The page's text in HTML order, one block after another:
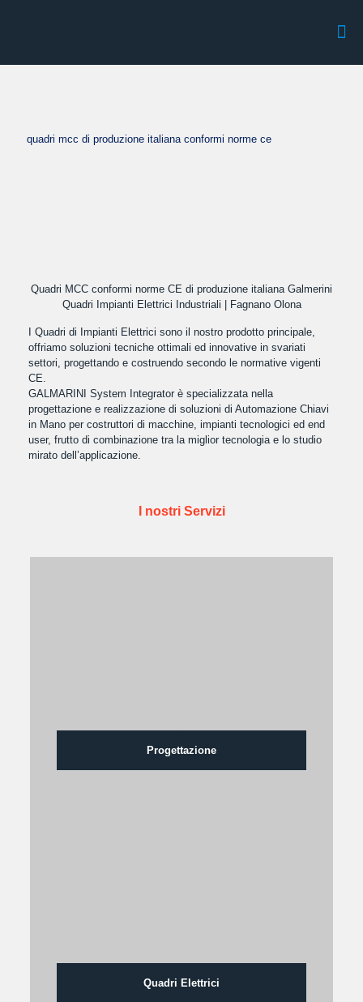
quadri mcc di produzione italiana conformi norme ce
Quadri MCC conformi norme CE di produzione italiana Galmerini
Quadri Impianti Elettrici Industriali | Fagnano Olona
I Quadri di Impianti Elettrici sono il nostro prodotto principale,
offriamo soluzioni tecniche ottimali ed innovative in svariati
settori, progettando e costruendo secondo le normative vigenti
CE.
GALMARINI System Integrator è specializzata nella
progettazione e realizzazione di soluzioni di Automazione Chiavi
in Mano per costruttori di macchine, impianti tecnologici ed end
user, frutto di combinazione tra la miglior tecnologia e lo studio
mirato dell’applicazione.
I nostri Servizi
Progettazione
Quadri Elettrici